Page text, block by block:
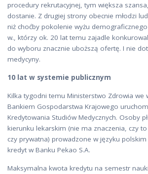
procedury rekrutacyjnej, tym większa
dostanie. Z drugiej strony obecnie młodzi
niż choćby pokolenie wyżu
w., którzy ok. 20 lat temu zajadle
do wyboru znacznie uboższą ofertę. I nie
medycyny.
10 lat w systemie publicznym
Kilka tygodni temu Ministerstwo Zdrowia we
Bankiem Gospodarstwa Krajowego
Kredytowania Studiów Medycznych. Osoby
kierunku lekarskim (nie ma znaczenia, czy
czy prywatna) prowadzone w języku
kredyt w Banku Pekao S.A.
Maksymalna kwota kredytu na semestr